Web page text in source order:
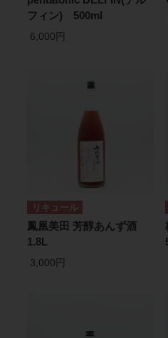
フィン) 500ml
6,000円
リキュール
鳳凰美田 芳醇あんず酒
1.8L
3,000円